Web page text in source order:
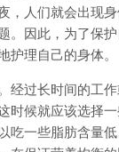
，人们就会出现
。因此，为了保
护理自己的身体。
经过长时间的工
时候就应该选择
吃一些脂肪含量